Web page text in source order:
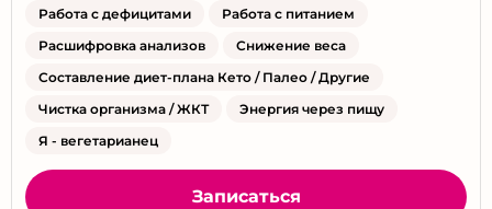
Работа с дефицитами
Работа с питанием
Расшифровка анализов
Снижение веса
Составление диет-плана Кето / Палео / Другие
Чистка организма / ЖКТ
Энергия через пищу
Я - вегетарианец
Записаться